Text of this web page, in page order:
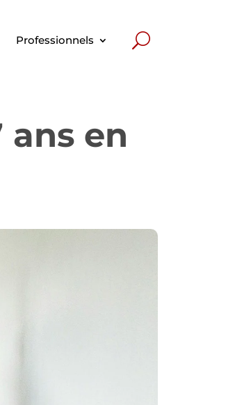
Professionnels
en